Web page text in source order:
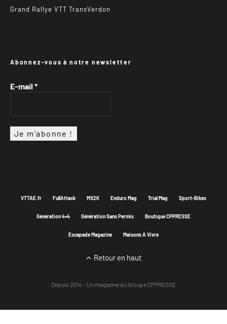
Grand Rallye VTT TransVerdon
Abonnez-vous à notre newsletter
E-mail *
VTTAE.fr FullAttack MX2K Enduro Mag Trial Mag Sport-Bikes
Génération 4×4 Génération Sans Permis Boutique CPPRESSE
Escapade Magazine Maisons A Vivre
Retour en haut
Depuis 2014 - Un magazine du Groupe CPPRESSE